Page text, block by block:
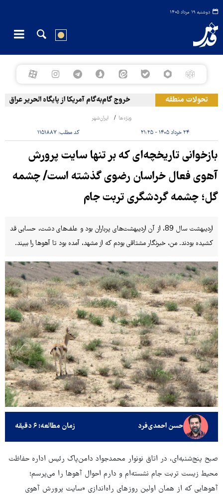
دوشنبه ۱۹ مرداد ۱۴۰۵
تحولات منطقه خروج گام‌به‌گام آمریکا از پایگاه الحریر عراق
ویژه‌ها ایران‌شهر
۲۴ خرداد ۱۴۰۵ - ۲۱:۲۵ کد مطلب:۱۱۵۱۸۸۷
بازخوانی تاریخچه‌ای که بر تنها سایت پرورش
آهوی فعال خراسان رضوی گذشته است/ چشمه
گل؛ چشمه گردشگری تربت جام
اردیبهشت سال 89، از آن اردیبهشت‌های پرباران بود و علف‌های دشت، حسابی قد
کشیده بودند. من، خبرنگار مشتاقی بودم که از مشهد، آمده بود تا آهوها را ببیند.
حسن احمدی‌فرد زمان مطالعه: ۶ دقیقه
صبح پنج‌شنبه‌ای، در اتاق نونوار محمدجواد دامن‌پاک رئیس اداره حفاظت
محیط زیست تربت جام نشسته‌ام و دارم احوال آهوها را می‌پرسم؛
آهوهایی که از همان اولین روزهای راه‌اندازی «سایت پرورش آهوی